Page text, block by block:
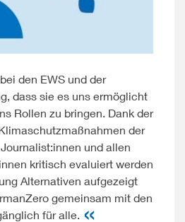
den EWS und der
dass sie es uns ermöglicht
Rollen zu bringen. Dank der
der
und allen
kritisch evaluiert werden
Alternativen aufgezeigt
gemeinsam mit den
für alle.